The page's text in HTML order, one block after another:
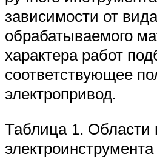
зависимости от вида
обрабатываемого
характера работ
соответствующее
электропривод.
Таблица 1. Области
электроинструмента